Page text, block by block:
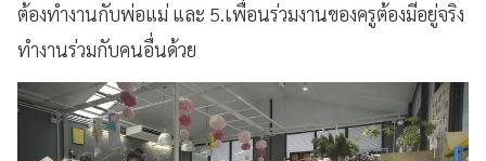
ต้องทำงานกับพ่อแม่ และ 5.เพื่อนร่วมงานของครูต้องมีอยู่จริง
ทำงานร่วมกับคนอื่นด้วย